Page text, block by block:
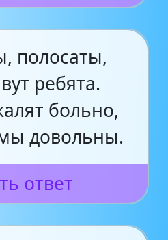
полосаты,
ребята.
больно,
довольны.
ответ